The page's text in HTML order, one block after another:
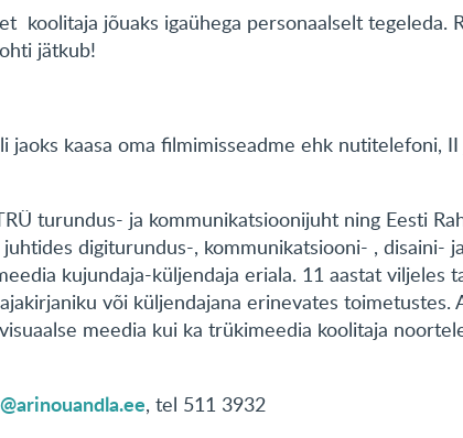
koolitaja jõuaks igaühega personaalselt tegeleda.
jätkub!
jaoks kaasa oma filmimisseadme ehk nutitelefoni,
turundus- ja kommunikatsioonijuht ning Eesti
digiturundus-, kommunikatsiooni- , disaini-
kujundaja-küljendaja eriala. 11 aastat viljeles
või küljendajana erinevates toimetustes.
meedia kui ka trükimeedia koolitaja
, tel 511 3932